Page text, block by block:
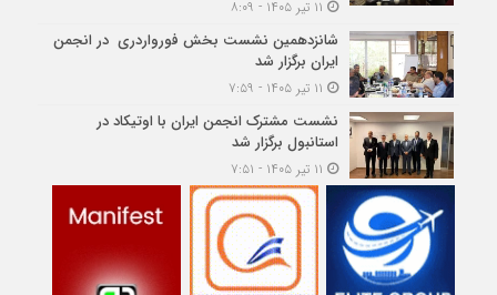
شانزدهمین نشست بخش فورواردری در انجمن
ایران برگزار شد
نشست مشترک انجمن ایران با اوتیکاد در
استانبول برگزار شد